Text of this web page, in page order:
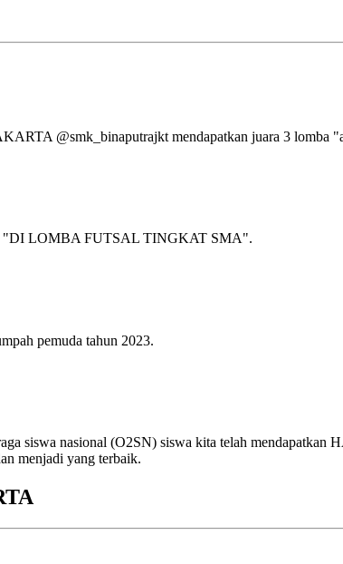
@smk_binaputrajkt mendapatkan juara 3 lomba
LOMBA FUTSAL TINGKAT SMA".
pemuda tahun 2023.
siswa nasional (O2SN) siswa kita telah mendapatkan
menjadi yang terbaik.